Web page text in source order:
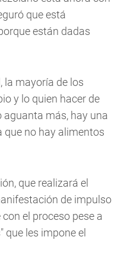
que está
están dadas
la mayoría de los
y lo quien hacer de
aguanta más, hay una
que no hay alimentos
que realizará el
de impulso
el proceso pese a
que les impone el